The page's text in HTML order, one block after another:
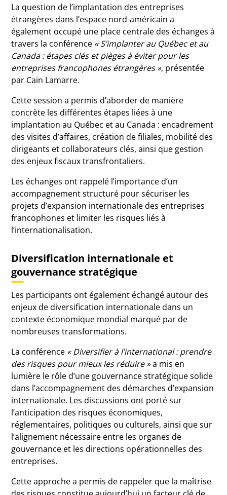
La question de l’implantation des entreprises
étrangères dans l’espace nord-américain a
également occupé une place centrale des échanges à
travers la conférence « S’implanter au Québec et au
Canada : étapes clés et pièges à éviter pour les
entreprises francophones étrangères », présentée
par Cain Lamarre.
Cette session a permis d’aborder de manière
concrète les différentes étapes liées à une
implantation au Québec et au Canada : encadrement
des visites d’affaires, création de filiales, mobilité des
dirigeants et collaborateurs clés, ainsi que gestion
des enjeux fiscaux transfrontaliers.
Les échanges ont rappelé l’importance d’un
accompagnement structuré pour sécuriser les
projets d’expansion internationale des entreprises
francophones et limiter les risques liés à
l’internationalisation.
Diversification internationale et
gouvernance stratégique
Les participants ont également échangé autour des
enjeux de diversification internationale dans un
contexte économique mondial marqué par de
nombreuses transformations.
La conférence « Diversifier à l’international : prendre
des risques pour mieux les réduire »a mis en
lumière le rôle d’une gouvernance stratégique solide
dans l’accompagnement des démarches d’expansion
internationale. Les discussions ont porté sur
l’anticipation des risques économiques,
réglementaires, politiques ou culturels, ainsi que sur
l’alignement nécessaire entre les organes de
gouvernance et les directions opérationnelles des
entreprises.
Cette approche a permis de rappeler que la maîtrise